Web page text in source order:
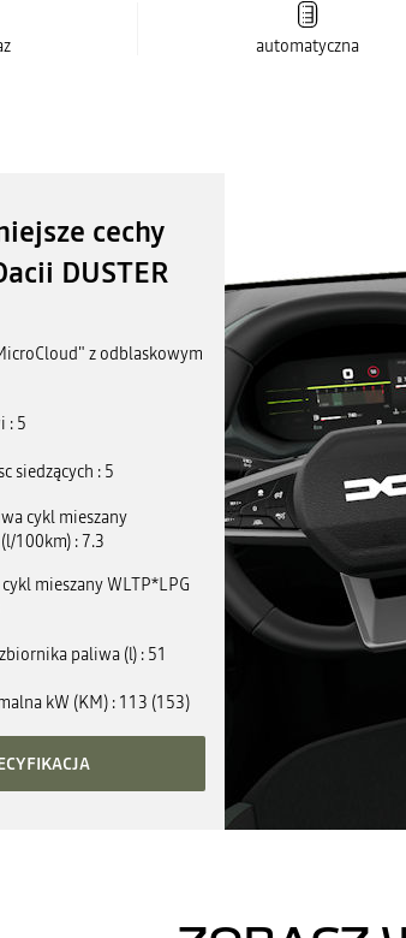
automatyczna
cechy
DUSTER
z odblaskowym
5
siedzących 5
cykl mieszany
100km) 7.3
mieszany WLTP*LPG
paliwa (l) 51
kW (KM) 113 (153)